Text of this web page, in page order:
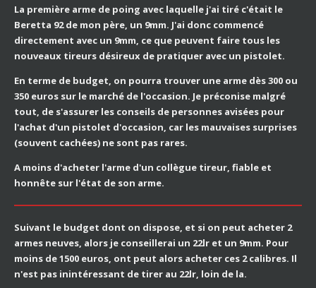
La première arme de poing avec laquelle j'ai tiré c'était le
Beretta 92 de mon père, un 9mm. J'ai donc commencé
directement avec un 9mm, ce que peuvent faire tous les
nouveaux tireurs désireux de pratiquer avec un pistolet.
En terme de budget, on pourra trouver une arme dès 300 ou
350 euros sur le marché de l'occasion. Je préconise malgré
tout, de s'assurer les conseils de personnes avisées pour
l'achat d'un pistolet d'occasion, car les mauvaises surprises
(souvent cachées) ne sont pas rares.
A moins d'acheter l'arme d'un collègue tireur, fiable et
honnête sur l'état de son arme.
Suivant le budget dont on dispose, et si on peut acheter 2
armes neuves, alors je conseillerai un 22lr et un 9mm. Pour
moins de 1500 euros, ont peut alors acheter ces 2 calibres. Il
n'est pas inintéressant de tirer au 22lr, loin de la.